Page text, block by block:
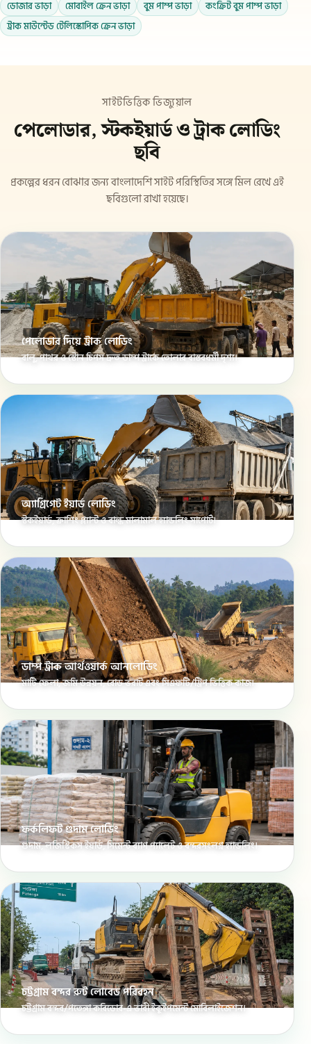
ডোজার ভাড়া মোবাইল ক্রেন ভাড়া বুম পাম্প ভাড়া
কংক্রিট বুম পাম্প ভাড়া
ট্রাক মাউন্টেড টেলিস্কোপিক ক্রেন ভাড়া
সাইটভিত্তিক ভিজ্যুয়াল
পেলোডার, স্টকইয়ার্ড ও ট্রাক লোডিং
ছবি
প্রকল্পের ধরন বোঝার জন্য বাংলাদেশি সাইট পরিস্থিতির সঙ্গে মিল রেখে এই
ছবিগুলো রাখা হয়েছে।
পেলোডার দিয়ে ট্রাক লোডিং
বালু, পাথর ও স্টোন চিপস দ্রুত ডাম্প ট্রাকে তোলার বাস্তবধর্মী দৃশ্য।
অ্যাগ্রিগেট ইয়ার্ড লোডিং
স্টকইয়ার্ড, ক্রাশিং প্ল্যান্ট ও বাল্ক মালামাল হ্যান্ডলিং সাপোর্ট।
ডাম্প ট্রাক আর্থওয়ার্ক আনলোডিং
মাটি ফেলা, জমি উন্নয়ন, রোড ভরাট এবং সিএফটি/ট্রিপ ভিত্তিক কাজ।
ফর্কলিফট গুদাম লোডিং
গুদাম, লজিস্টিকস ইয়ার্ড, সিমেন্ট ব্যাগ প্যালেট ও বন্দরসংলগ্ন হ্যান্ডলিং।
চট্টগ্রাম বন্দর রুট লোবেড পরিবহন
চট্টগ্রাম বন্দর/পতেঙ্গা করিডোর-এ ভারী ইকুইপমেন্ট মোবিলাইজেশন।